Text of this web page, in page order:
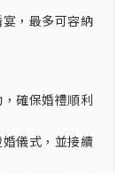
，最多可容納
確保婚禮順利
儀式，並接續